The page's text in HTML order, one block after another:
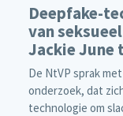
Deepfake-
van
Jackie June
De NtVP sprak
onderzoek, dat
technologie om